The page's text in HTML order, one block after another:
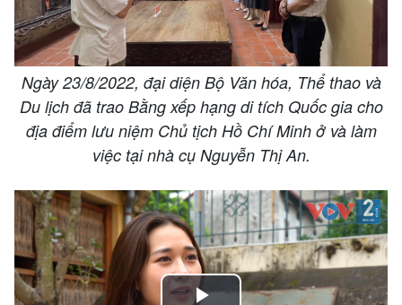
Ngày 23/8/2022, đại diện Bộ Văn hóa, Thể thao và
Du lịch đã trao Bằng xếp hạng di tích Quốc gia cho
địa điểm lưu niệm Chủ tịch Hồ Chí Minh ở và làm
việc tại nhà cụ Nguyễn Thị An.